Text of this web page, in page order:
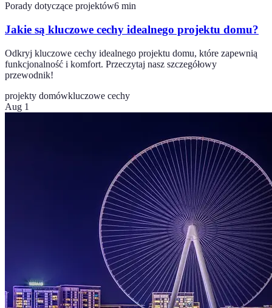
Porady dotyczące projektów6 min
Jakie są kluczowe cechy idealnego projektu domu?
Odkryj kluczowe cechy idealnego projektu domu, które zapewnią
funkcjonalność i komfort. Przeczytaj nasz szczegółowy
przewodnik!
projekty domówkluczowe cechy
Aug 1